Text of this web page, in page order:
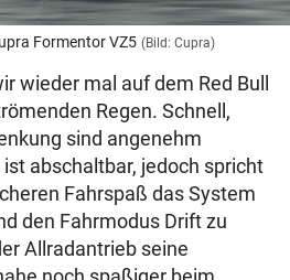
Formentor VZ5 (Bild: Cupra)
wieder mal auf dem Red Bull
Regen. Schnell,
sind angenehm
abschaltbar, jedoch spricht
Fahrspaß das System
den Fahrmodus Drift zu
Allradantrieb seine